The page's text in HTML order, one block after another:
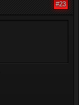
#23